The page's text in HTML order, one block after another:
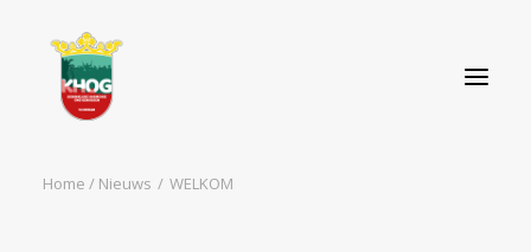
Home WELKOM